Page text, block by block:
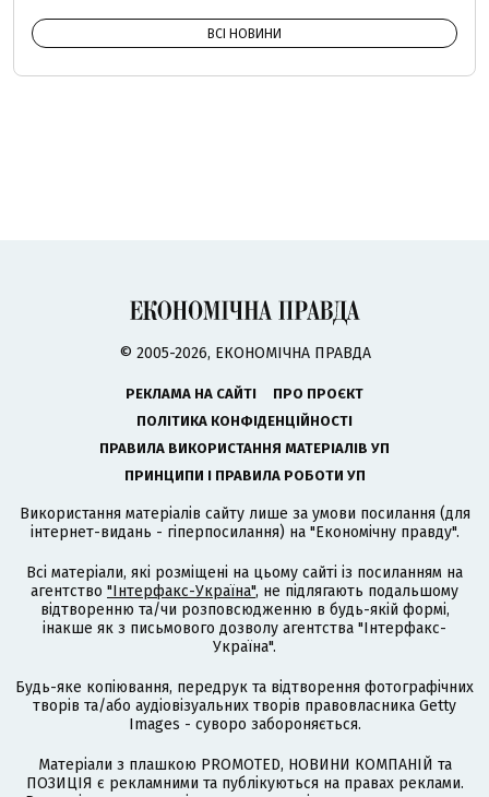
ВСІ НОВИНИ
© 2005-2026, ЕКОНОМІЧНА ПРАВДА
РЕКЛАМА НА САЙТІ
ПРО ПРОЄКТ
ПОЛІТИКА КОНФІДЕНЦІЙНОСТІ
ПРАВИЛА ВИКОРИСТАННЯ МАТЕРІАЛІВ УП
ПРИНЦИПИ І ПРАВИЛА РОБОТИ УП
Використання матеріалів сайту лише за умови посилання (для
інтернет-видань - гіперпосилання) на "Економічну правду".
Всі матеріали, які розміщені на цьому сайті із посиланням на
агентство "Інтерфакс-Україна", не підлягають подальшому
відтворенню та/чи розповсюдженню в будь-якій формі,
інакше як з письмового дозволу агентства "Інтерфакс-
Україна".
Будь-яке копіювання, передрук та відтворення фотографічних
творів та/або аудіовізуальних творів правовласника Getty
Images - суворо забороняється.
Матеріали з плашкою PROMOTED, НОВИНИ КОМПАНІЙ та
ПОЗИЦІЯ є рекламними та публікуються на правах реклами.